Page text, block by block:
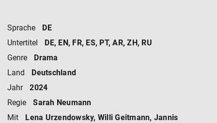
Sprache DE
Untertitel DE, EN, FR, ES, PT, AR, ZH, RU
Genre Drama
Land Deutschland
Jahr 2024
Regie Sarah Neumann
Mit
Lena Urzendowsky, Willi Geitmann, Jannis